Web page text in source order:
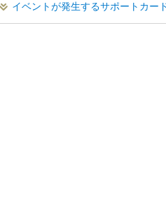
イベントが発生するサポートカー